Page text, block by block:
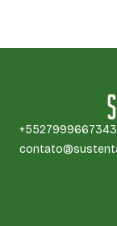
+5527999667343